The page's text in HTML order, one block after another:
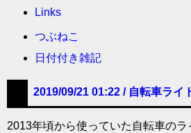
Links
つぶねこ
日付付き雑記
2019/09/21 01:22 / 自転車ライ
2013年頃から使っていた自転車のラ